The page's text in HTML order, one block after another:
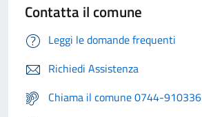
Contatta il comune
Leggi le domande frequenti
Richiedi Assistenza
Chiama il comune 0744-910336